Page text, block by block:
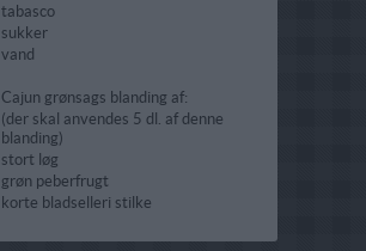
tabasco
sukker
vand
Cajun grønsags blanding af:
(der skal anvendes 5 dl. af denne
blanding)
stort løg
grøn peberfrugt
korte bladselleri stilke